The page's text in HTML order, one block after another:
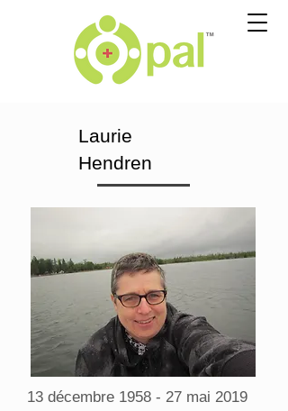
Laurie
Hendren
13 décembre 1958 - 27 mai 2019